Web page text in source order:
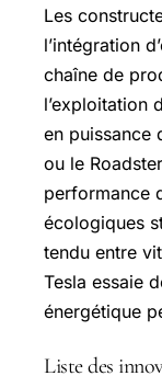
Les
l’intégration
chaîne de
l’exploitation
en puissance
ou le
performance
écologiques
tendu entre
Tesla essaie
énergétique
Liste des